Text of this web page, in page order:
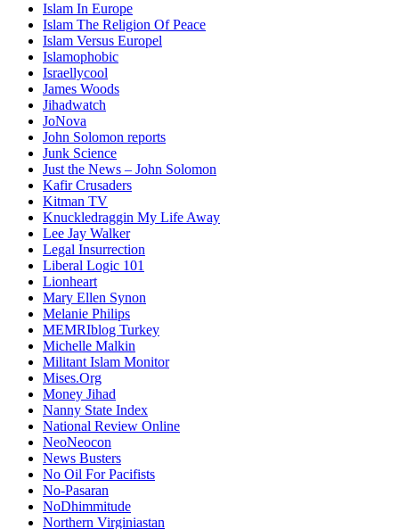
Islam In Europe
Islam The Religion Of Peace
Islam Versus Europel
Islamophobic
Israellycool
James Woods
Jihadwatch
JoNova
John Solomon reports
Junk Science
Just the News – John Solomon
Kafir Crusaders
Kitman TV
Knuckledraggin My Life Away
Lee Jay Walker
Legal Insurrection
Liberal Logic 101
Lionheart
Mary Ellen Synon
Melanie Philips
MEMRIblog Turkey
Michelle Malkin
Militant Islam Monitor
Mises.Org
Money Jihad
Nanny State Index
National Review Online
NeoNeocon
News Busters
No Oil For Pacifists
No-Pasaran
NoDhimmitude
Northern Virginiastan